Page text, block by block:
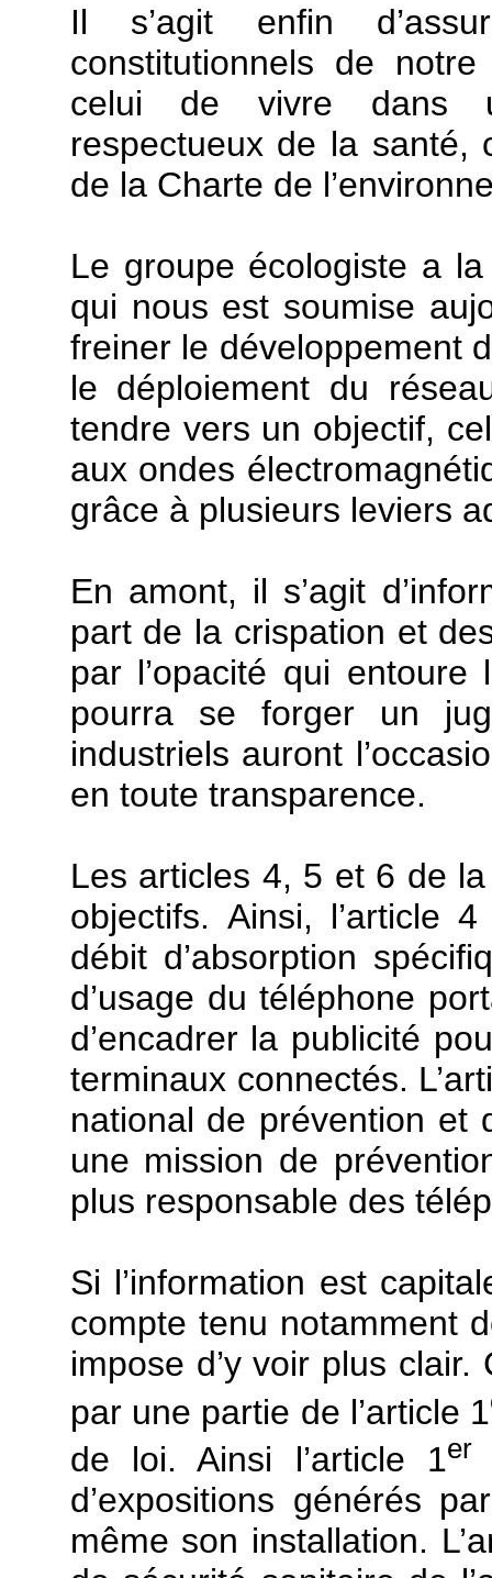
Il s’agit enfin
constitutionnels de
celui de vivre dans
respectueux de la santé,
de la Charte de
Le groupe écologiste a
qui nous est soumise
freiner le développement
le déploiement du
tendre vers un objectif,
aux ondes
grâce à plusieurs leviers
En amont, il s’agit
part de la crispation et
par l’opacité qui
pourra se forger un
industriels auront
en toute transparence.
Les articles 4, 5 et 6 de
objectifs. Ainsi, l’article
débit d’absorption
d’usage du téléphone
d’encadrer la publicité
terminaux connectés.
national de prévention et
une mission de
plus responsable des
Si l’information est
compte tenu notamment
impose d’y voir plus clair.
par une partie de l’article 1
de loi. Ainsi l’article 1er
d’expositions générés
même son installation.